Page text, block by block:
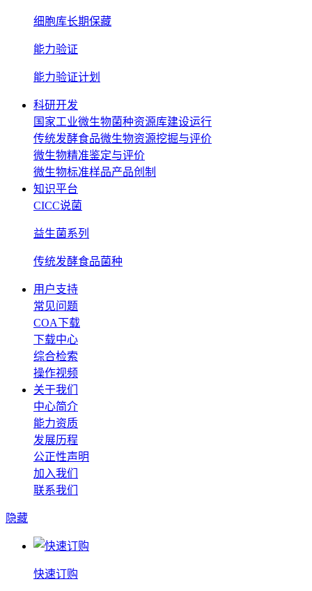
细胞库长期保藏
能力验证
能力验证计划
科研开发
国家工业微生物菌种资源库建设运行
传统发酵食品微生物资源挖掘与评价
微生物精准鉴定与评价
微生物标准样品产品创制
知识平台
CICC说菌
益生菌系列
传统发酵食品菌种
用户支持
常见问题
COA下载
下载中心
综合检索
操作视频
关于我们
中心简介
能力资质
发展历程
公正性声明
加入我们
联系我们
隐藏
快速订购